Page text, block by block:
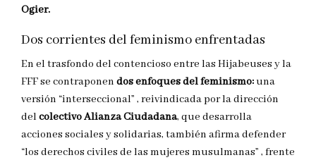
Ogier.
Dos corrientes del feminismo enfrentadas
En el trasfondo del contencioso entre las Hijabeuses y la
FFF se contraponen dos enfoques del feminismo:una
versión “interseccional” , reivindicada por la dirección
delcolectivo Alianza Ciudadana, que desarrolla
acciones sociales y solidarias, también afirma defender
“los derechos civiles de las mujeres musulmanas” , frente